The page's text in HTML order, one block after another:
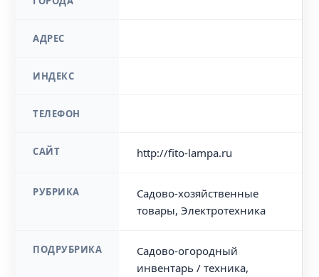
АДРЕС
ИНДЕКС
ТЕЛЕФОН
САЙТ http://fito-lampa.ru
РУБРИКА
Садово-хозяйственные
товары, Электротехника
ПОДРУБРИКА
Садово-огородный
инвентарь / техника,